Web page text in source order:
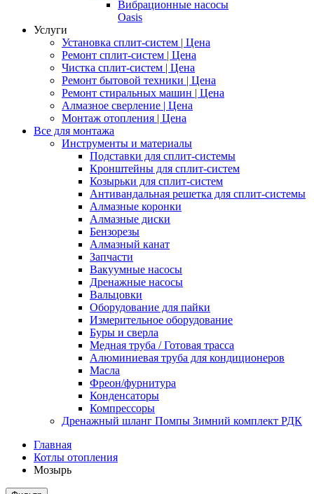
Вибрационные насосы
Oasis
Услуги
Установка сплит-систем | Цена
Ремонт сплит-систем | Цена
Чистка сплит-систем | Цена
Ремонт бытовой техники | Цена
Ремонт стиральных машин | Цена
Алмазное сверление | Цена
Монтаж отопления | Цена
Все для монтажа
Инструменты и материалы
Подставки для сплит-системы
Кронштейны для сплит-систем
Козырьки для сплит-систем
Антивандальная решетка для сплит-системы
Алмазные коронки
Алмазные диски
Бензорезы
Алмазный канат
Запчасти
Вакуумные насосы
Дренажные насосы
Вальцовки
Оборудование для пайки
Измерительное оборудование
Буры и сверла
Медная труба / Готовая трасса
Алюминиевая труба для кондиционеров
Масла
Фреон/фурнитура
Конденсаторы
Компрессоры
Дренажный шланг Помпы Зимний комплект РДК
Главная
Котлы отопления
Мозырь